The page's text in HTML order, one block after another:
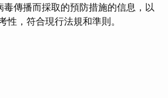
毒傳播而採取的預防措施的信息，以
性，符合現行法規和準則。